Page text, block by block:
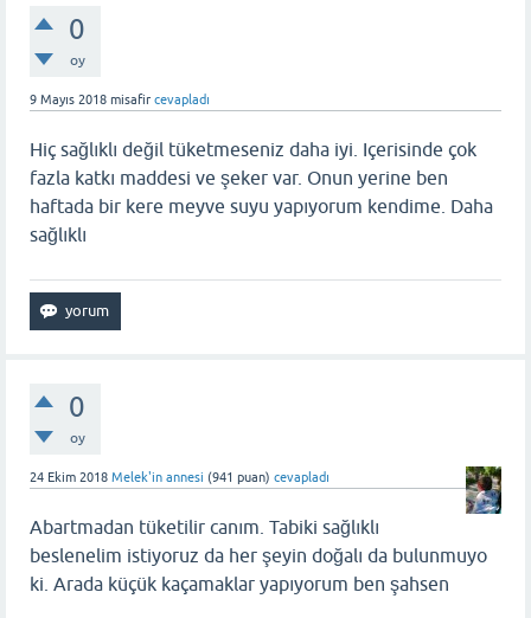
0
oy
9 Mayıs 2018 misafir cevapladı
Hiç sağlıklı değil tüketmeseniz daha iyi. Içerisinde çok
fazla katkı maddesi ve şeker var. Onun yerine ben
haftada bir kere meyve suyu yapıyorum kendime. Daha
sağlıklı
0
oy
24 Ekim 2018 Melek'in annesi (941 puan) cevapladı
Abartmadan tüketilir canım. Tabiki sağlıklı
beslenelim istiyoruz da her şeyin doğalı da bulunmuyo
ki. Arada küçük kaçamaklar yapıyorum ben şahsen